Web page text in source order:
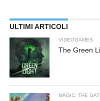
ULTIMI ARTICOLI
VIDEOGAMES
The Green
MAGIC: THE